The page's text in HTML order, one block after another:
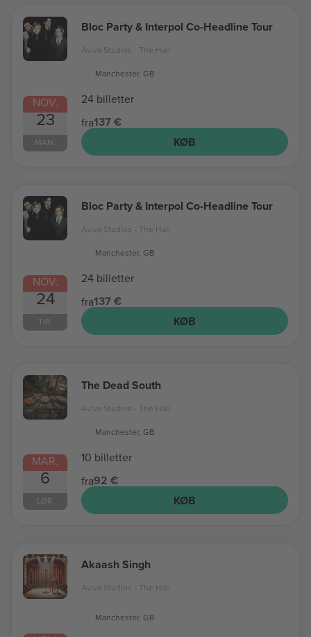
NOV.
23
MAN.
Bloc Party & Interpol Co-Headline Tour
Aviva Studios - The Hall
Manchester, GB
24 billetter
fra137 €
KØB
NOV.
24
TIR.
Bloc Party & Interpol Co-Headline Tour
Aviva Studios - The Hall
Manchester, GB
24 billetter
fra137 €
KØB
MAR.
6
LØR.
The Dead South
Aviva Studios - The Hall
Manchester, GB
10 billetter
fra92 €
KØB
Akaash Singh
Aviva Studios - The Hall
Manchester, GB